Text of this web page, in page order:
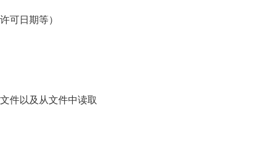
可日期等）
件以及从文件中读取